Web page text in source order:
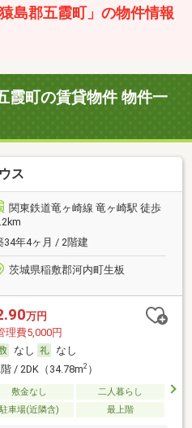
島郡五霞町」の物件情報
霞町の賃貸物件 物件一
ス
関東鉄道竜ヶ崎線 竜ヶ崎駅 徒歩
34年4ヶ月 / 2階建
茨城県稲敷郡河内町生板
万円
理費5,000円
なし
なし
/ 2DK（34.78m2）
敷金なし
二人暮らし
駐車場(近隣含) 最上階